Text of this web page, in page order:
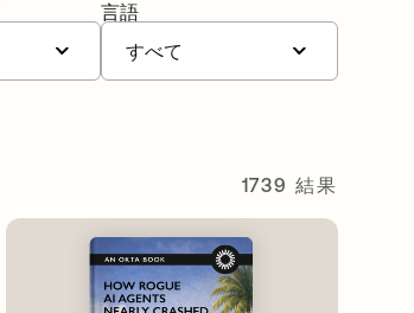
言語
すべて
1739 結果